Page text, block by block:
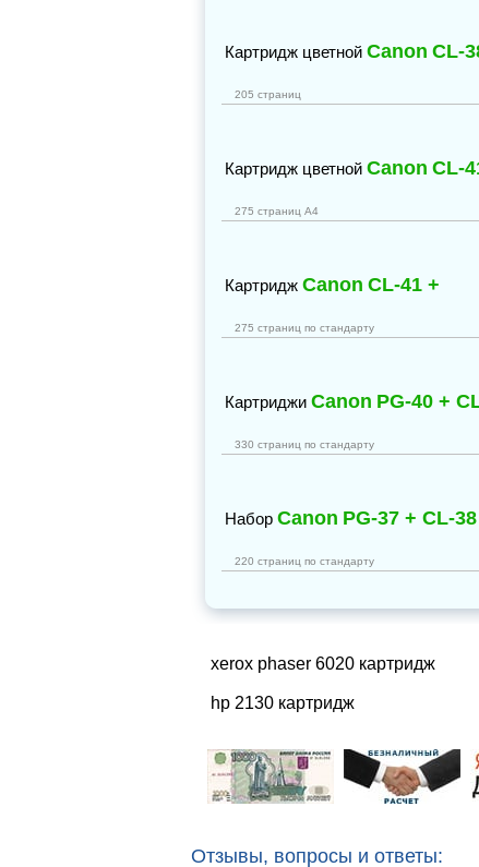
Картридж цветной Canon CL-
205 страниц
Картридж цветной Canon CL-
275 страниц А4
Картридж Canon CL-41 +
275 страниц по стандарту
Картриджи Canon PG-40 +
330 страниц по стандарту
Набор Canon PG-37 + CL-38
220 страниц по стандарту
xerox phaser 6020 картридж
hp 2130 картридж
Отзывы, вопросы и ответы: